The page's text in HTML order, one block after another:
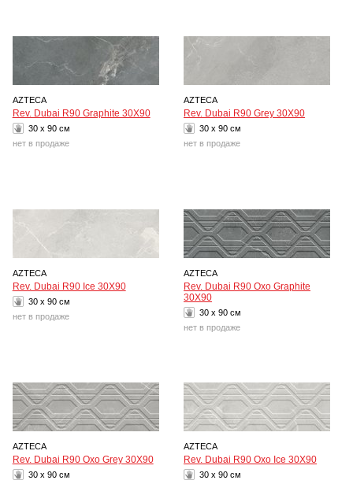
AZTECA
Rev. Dubai R90 Graphite 30X90
30 x 90 см
нет в продаже
AZTECA
Rev. Dubai R90 Grey 30X90
30 x 90 см
нет в продаже
AZTECA
Rev. Dubai R90 Ice 30X90
30 x 90 см
нет в продаже
AZTECA
Rev. Dubai R90 Oxo Graphite
30X90
30 x 90 см
нет в продаже
AZTECA
Rev. Dubai R90 Oxo Grey 30X90
30 x 90 см
AZTECA
Rev. Dubai R90 Oxo Ice 30X90
30 x 90 см